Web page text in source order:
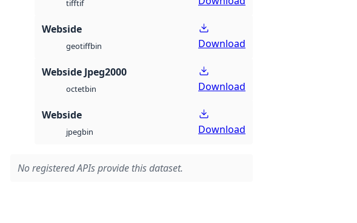
tifftif
Webside
geotiffbin Download
Webside Jpeg2000
octetbin Download
Webside
jpegbin Download
No registered APIs provide this dataset.